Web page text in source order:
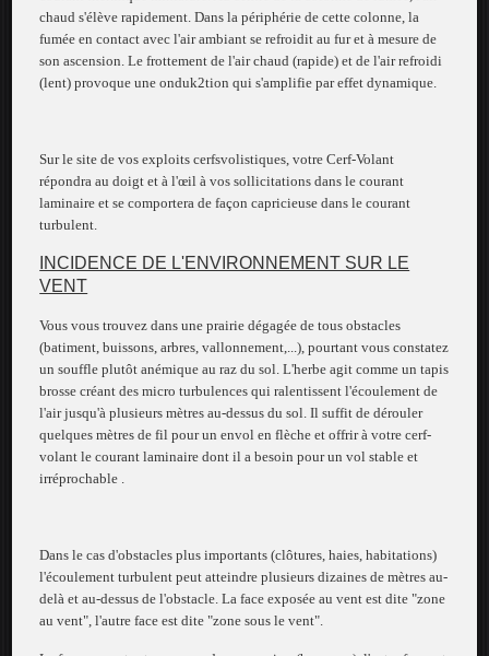
chaud s'élève rapidement. Dans la périphérie de cette colonne, la
fumée en contact avec l'air ambiant se refroidit au fur et à mesure de
son ascension. Le frottement de l'air chaud (rapide) et de l'air refroidi
(lent) provoque une onduk2tion qui s'amplifie par effet dynamique.
Sur le site de vos exploits cerfsvolistiques, votre Cerf-Volant
répondra au doigt et à l'œil à vos sollicitations dans le courant
laminaire et se comportera de façon capricieuse dans le courant
turbulent.
INCIDENCE DE L'ENVIRONNEMENT SUR LE
VENT
Vous vous trouvez dans une prairie dégagée de tous obstacles
(batiment, buissons, arbres, vallonnement,...), pourtant vous constatez
un souffle plutôt anémique au raz du sol. L'herbe agit comme un tapis
brosse créant des micro turbulences qui ralentissent l'écoulement de
l'air jusqu'à plusieurs mètres au-dessus du sol. Il suffit de dérouler
quelques mètres de fil pour un envol en flèche et offrir à votre cerf-
volant le courant laminaire dont il a besoin pour un vol stable et
irréprochable .
Dans le cas d'obstacles plus importants (clôtures, haies, habitations)
l'écoulement turbulent peut atteindre plusieurs dizaines de mètres au-
delà et au-dessus de l'obstacle. La face exposée au vent est dite "zone
au vent", l'autre face est dite "zone sous le vent".